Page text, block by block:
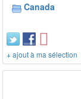
Canada
+ ajout à ma sélection